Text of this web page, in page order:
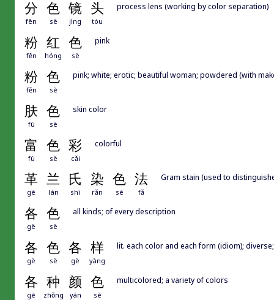
分 色 镜 头
fēn sè jìng tóu
process lens (working by color separation)
粉 红 色
fěn hóng sè
pink
粉 色
fěn sè
pink; white; erotic; beautiful woman; powdered (with
肤 色
fū sè
skin color
富 色 彩
fù sè cǎi
colorful
革 兰 氏 染 色 法
gé lán shì rǎn sè fǎ
Gram stain (used to
各 色
gè sè
all kinds; of every description
各 色 各 样
gè sè gè yàng
lit. each color and each form (idiom);
各 种 颜 色
gè zhǒng yán sè
multicolored; a variety of colors